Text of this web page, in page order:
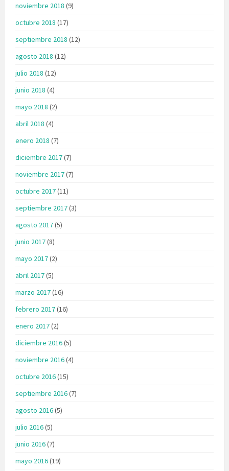
noviembre 2018 (9)
octubre 2018 (17)
septiembre 2018 (12)
agosto 2018 (12)
julio 2018 (12)
junio 2018 (4)
mayo 2018 (2)
abril 2018 (4)
enero 2018 (7)
diciembre 2017(7)
noviembre 2017(7)
octubre 2017(11)
septiembre 2017(3)
agosto 2017(5)
junio 2017(8)
mayo 2017(2)
abril 2017(5)
marzo 2017(16)
febrero 2017(16)
enero 2017(2)
diciembre 2016(5)
noviembre 2016(4)
octubre 2016(15)
septiembre 2016(7)
agosto 2016(5)
julio 2016(5)
junio 2016(7)
mayo 2016(19)